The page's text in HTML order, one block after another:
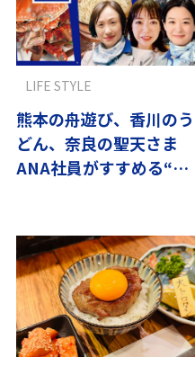
熊本の舟遊び、香川のう
どん、奈良の聖天さま
ANA社員がすすめる“日
LIFE STYLE